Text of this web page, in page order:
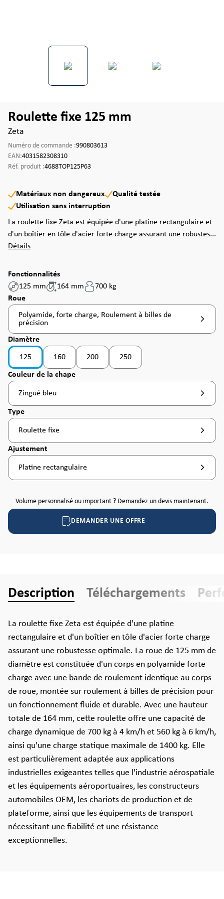
Roulette fixe 125 mm
Zeta
Numéro de commande :990803613
EAN:4031582308310
Réf. produit :4688TOP125P63
Matériaux non dangereux
Qualité testée
Utilisation sans interruption
La roulette fixe Zeta est équipée d'une platine rectangulaire et
d'un boîtier en tôle d'acier forte charge assurant une robustes...
Détails
Fonctionnalités
125 mm
164 mm
700 kg
Sélectionnez
Roue
Polyamide, forte charge, Roulement à billes de
précision
Sélectionnez
Diamètre
125 160 200
(Cette option n'est pas disponible pour le
250
(Cette option n'est pas disponible
Sélectionnez
Couleur de la chape
Zingué bleu
Sélectionnez
Type
Roulette fixe
Sélectionnez
Ajustement
Platine rectangulaire
Volume personnalisé ou important ? Demandez un devis maintenant.
DEMANDER UNE OFFRE
Description Téléchargements
La roulette fixe Zeta est équipée d'une platine
rectangulaire et d'un boîtier en tôle d'acier forte charge
assurant une robustesse optimale. La roue de 125 mm de
diamètre est constituée d'un corps en polyamide forte
charge avec une bande de roulement identique au corps
de roue, montée sur roulement à billes de précision pour
un fonctionnement fluide et durable. Avec une hauteur
totale de 164 mm, cette roulette offre une capacité de
charge dynamique de 700 kg à 4 km/h et 560 kg à 6 km/h,
ainsi qu'une charge statique maximale de 1400 kg. Elle
est particulièrement adaptée aux applications
industrielles exigeantes telles que l'industrie aérospatiale
et les équipements aéroportuaires, les constructeurs
automobiles OEM, les chariots de production et de
plateforme, ainsi que les équipements de transport
nécessitant une fiabilité et une résistance
exceptionnelles.